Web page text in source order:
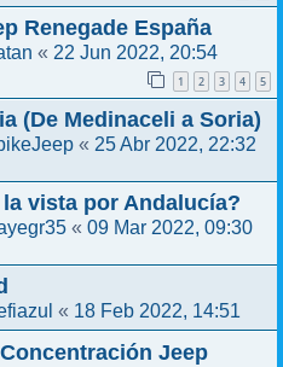
Renegade España
« 22 Jun 2022, 20:54
1 2 3 4 5
(De Medinaceli a Soria)
« 25 Abr 2022, 22:32
vista por Andalucía?
« 09 Mar 2022, 09:30
« 18 Feb 2022, 14:51
Jeep